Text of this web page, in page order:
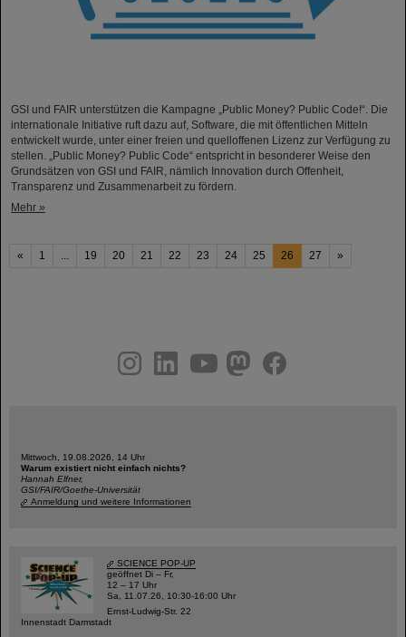
GSI und FAIR unterstützen die Kampagne „Public Money? Public Code!“. Die
internationale Initiative ruft dazu auf, Software, die mit öffentlichen Mitteln
entwickelt wurde, unter einer freien und quelloffenen Lizenz zur Verfügung zu
stellen. „Public Money? Public Code“ entspricht in besonderer Weise den
Grundsätzen von GSI und FAIR, nämlich Innovation durch Offenheit,
Transparenz und Zusammenarbeit zu fördern.
Mehr »
« 1 ... 19 20 21 22 23 24 25 26 27 »
youtubehelmholtz.socialfacebook
Mittwoch, 19.08.2026, 14 Uhr
Warum existiert nicht einfach nichts?
Hannah Elfner,
GSI/FAIR/Goethe-Universität
Anmeldung und weitere Informationen
SCIENCE POP-UP
geöffnet Di – Fr,
12 – 17 Uhr
Sa, 11.07.26, 10:30-16:00 Uhr
Ernst-Ludwig-Str. 22
Innenstadt Darmstadt